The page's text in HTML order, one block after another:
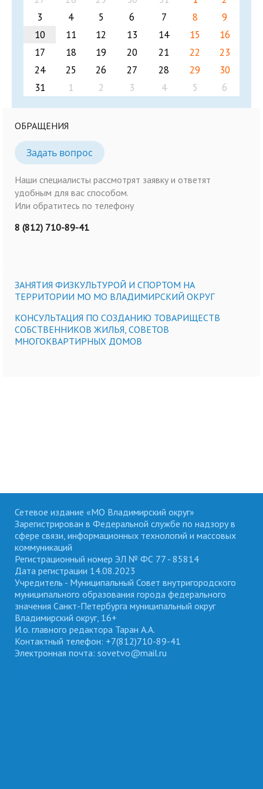
3
4 5 6 7 8
9
10
11 12 13 14 15
16
17
18 19 20 21 22
23
24
25 26 27 28 29
30
31
1 2 3 4 5 6
ОБРАЩЕНИЯ
Задать вопрос
Наши специалисты рассмотрят заявку и ответят
удобным для вас способом.
Или обратитесь по телефону
8 (812) 710-89-41
ЗАНЯТИЯ ФИЗКУЛЬТУРОЙ И СПОРТОМ НА
ТЕРРИТОРИИ МО МО ВЛАДИМИРСКИЙ ОКРУГ
КОНСУЛЬТАЦИЯ ПО СОЗДАНИЮ ТОВАРИЩЕСТВ
СОБСТВЕННИКОВ ЖИЛЬЯ, СОВЕТОВ
МНОГОКВАРТИРНЫХ ДОМОВ
Сетевое издание «МО Владимирский округ»
Зарегистрирован в Федеральной службе по надзору в
сфере связи, информационных технологий и массовых
коммуникаций
Регистрационный номер ЭЛ № ФС 77 - 85814
Дата регистрации 14.08.2023
Учредитель - Муниципальный Совет внутригородского
муниципального образования города федерального
значения Санкт-Петербурга муниципальный округ
Владимирский округ, 16+
И.о. главного редактора Таран А.А.
Контактный телефон: +7(812)710-89-41
Электронная почта: sovetvo@mail.ru